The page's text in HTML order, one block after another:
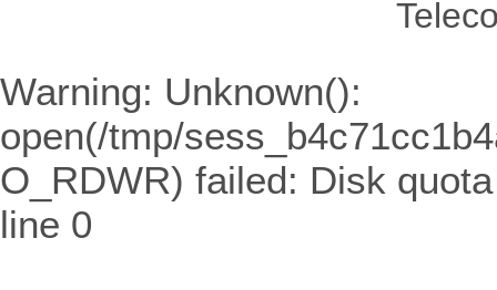
Warning: Unknown():
open(/tmp/
O_RDWR) failed: Disk
line 0